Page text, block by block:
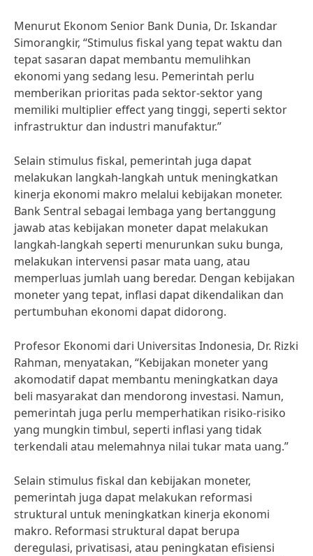
Menurut Ekonom Senior Bank Dunia, Dr. Iskandar
Simorangkir, “Stimulus fiskal yang tepat waktu dan
tepat sasaran dapat membantu memulihkan
ekonomi yang sedang lesu. Pemerintah perlu
memberikan prioritas pada sektor-sektor yang
memiliki multiplier effect yang tinggi, seperti sektor
infrastruktur dan industri manufaktur.”
Selain stimulus fiskal, pemerintah juga dapat
melakukan langkah-langkah untuk meningkatkan
kinerja ekonomi makro melalui kebijakan moneter.
Bank Sentral sebagai lembaga yang bertanggung
jawab atas kebijakan moneter dapat melakukan
langkah-langkah seperti menurunkan suku bunga,
melakukan intervensi pasar mata uang, atau
memperluas jumlah uang beredar. Dengan kebijakan
moneter yang tepat, inflasi dapat dikendalikan dan
pertumbuhan ekonomi dapat didorong.
Profesor Ekonomi dari Universitas Indonesia, Dr. Rizki
Rahman, menyatakan, “Kebijakan moneter yang
akomodatif dapat membantu meningkatkan daya
beli masyarakat dan mendorong investasi. Namun,
pemerintah juga perlu memperhatikan risiko-risiko
yang mungkin timbul, seperti inflasi yang tidak
terkendali atau melemahnya nilai tukar mata uang.”
Selain stimulus fiskal dan kebijakan moneter,
pemerintah juga dapat melakukan reformasi
struktural untuk meningkatkan kinerja ekonomi
makro. Reformasi struktural dapat berupa
deregulasi, privatisasi, atau peningkatan efisiensi